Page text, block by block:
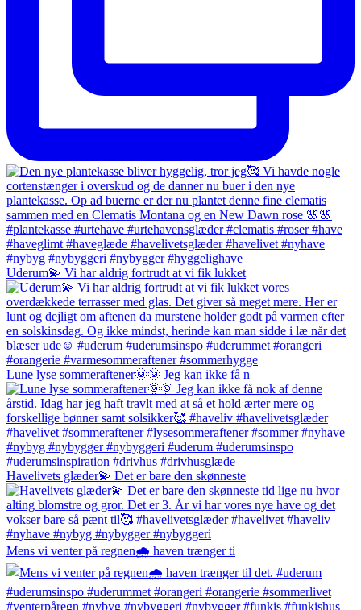
Uderum💫 Vi har aldrig fortrudt at vi fik lukket
Lune lyse sommeraftener🌞🌞 Jeg kan ikke få n
Havelivets glæder💫 Det er bare den skønneste
Mens vi venter på regnen🌧️ haven trænger ti